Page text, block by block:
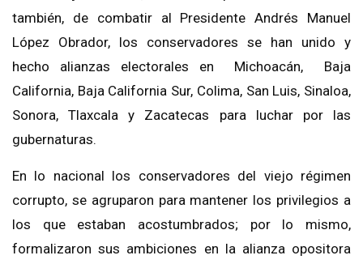
también, de combatir al Presidente Andrés Manuel
López Obrador, los conservadores se han unido y
hecho alianzas electorales en Michoacán, Baja
California, Baja California Sur, Colima, San Luis, Sinaloa,
Sonora,
Tlaxcala y Zacatecas para luchar por las
gubernaturas.
En lo nacional los conservadores del viejo régimen
corrupto, se agruparon para mantener los privilegios a
los que estaban acostumbrados; por lo mismo,
formalizaron sus ambiciones en la alianza opositora